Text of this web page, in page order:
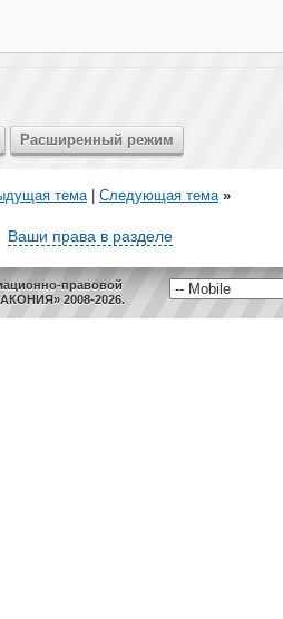
тема| Следующая тема »
Ваши права в разделе
правовой
2008-2026.